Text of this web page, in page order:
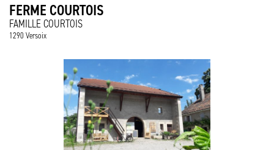
FERME COURTOIS
FAMILLE COURTOIS
1290 Versoix